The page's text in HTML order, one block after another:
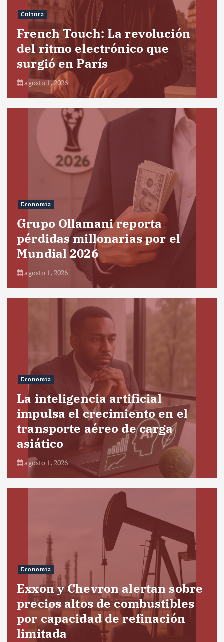
Cultura
French Touch: La revolución
del ritmo electrónico que
surgió en París
agosto 1, 2026
Economía
Grupo Ollamani reporta
pérdidas millonarias por el
Mundial 2026
agosto 1, 2026
Economía
La inteligencia artificial
impulsa el crecimiento en el
transporte aéreo de carga
asiático
agosto 1, 2026
Economía
Exxon y Chevron alertan sobre
precios altos de combustibles
por capacidad de refinación
limitada